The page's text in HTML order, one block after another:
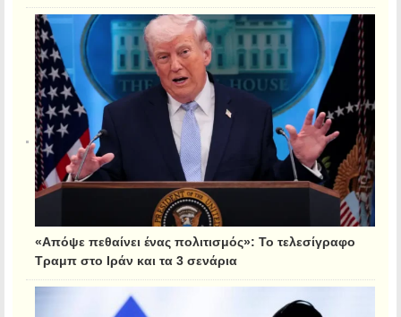
«Απόψε πεθαίνει ένας πολιτισμός»: Το τελεσίγραφο
Τραμπ στο Ιράν και τα 3 σενάρια